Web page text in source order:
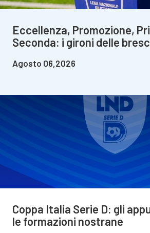
Eccellenza, Promozione,
Seconda: i gironi delle
Agosto 06,2026
Coppa Italia Serie D: gli
le formazioni nostrane